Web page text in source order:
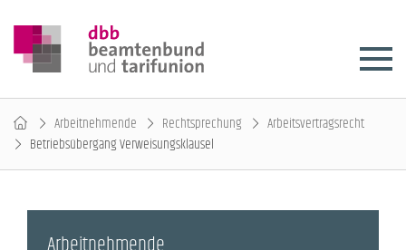
Arbeitnehmende Rechtsprechung
Arbeitsvertragsrecht
Betriebsübergang Verweisungsklausel